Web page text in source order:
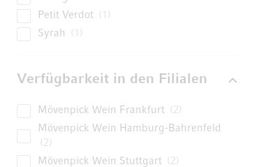
Petit Verdot
1
Syrah
1
Verfügbarkeit in den Filialen
Mövenpick Wein Frankfurt
2
Mövenpick Wein Hamburg-Bahrenfeld
2
Mövenpick Wein Stuttgart
2